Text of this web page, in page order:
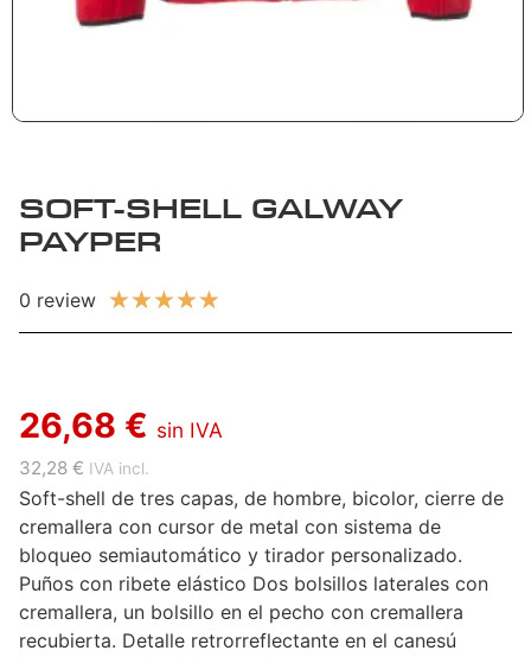
SOFT-SHELL GALWAY
PAYPER
0 review ★★★★★
26,68 € sin IVA
32,28 € IVA incl.
Soft-shell de tres capas, de hombre, bicolor, cierre de
cremallera con cursor de metal con sistema de
bloqueo semiautomático y tirador personalizado.
Puños con ribete elástico Dos bolsillos laterales con
cremallera, un bolsillo en el pecho con cremallera
recubierta. Detalle retrorreflectante en el canesú